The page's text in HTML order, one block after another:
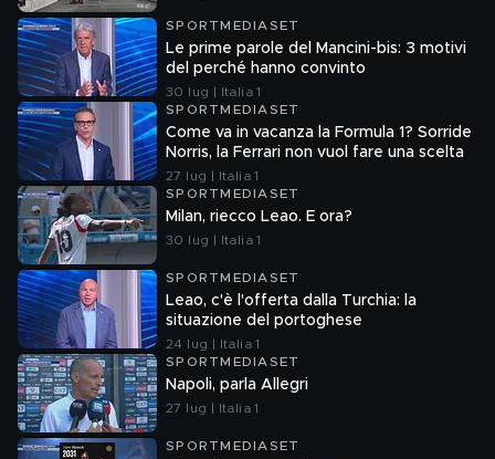
SPORTMEDIASET
Le prime parole del Mancini-bis: 3 motivi
del perché hanno convinto
30 lug | Italia 1
SPORTMEDIASET
Come va in vacanza la Formula 1? Sorride
Norris, la Ferrari non vuol fare una scelta
27 lug | Italia 1
SPORTMEDIASET
Milan, riecco Leao. E ora?
30 lug | Italia 1
SPORTMEDIASET
Leao, c'è l'offerta dalla Turchia: la
situazione del portoghese
24 lug | Italia 1
SPORTMEDIASET
Napoli, parla Allegri
27 lug | Italia 1
SPORTMEDIASET